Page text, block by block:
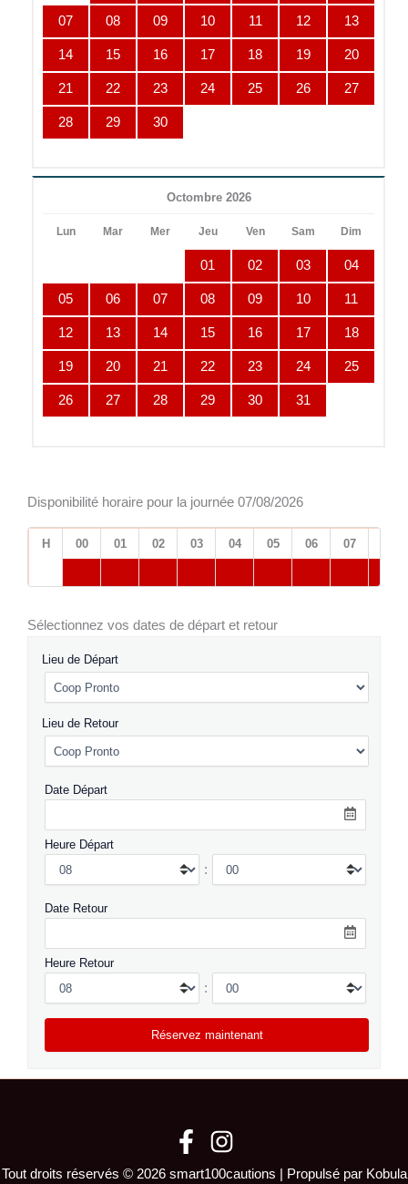
07 08 09 10 11 12 13
14 15 16 17 18 19 20
21 22 23 24 25 26 27
28 29 30
Octombre 2026
Lun Mar Mer Jeu Ven Sam Dim
01 02 03 04
05 06 07 08 09 10 11
12 13 14 15 16 17 18
19 20 21 22 23 24 25
26 27 28 29 30 31
Disponibilité horaire pour la journée 07/08/2026
H 00 01 02 03 04 05 06 07
Sélectionnez vos dates de départ et retour
Lieu de Départ
Lieu de Retour
Date Départ
Heure Départ
:
Date Retour
Heure Retour
:
Tout droits réservés © 2026 smart100cautions | Propulsé par Kobula